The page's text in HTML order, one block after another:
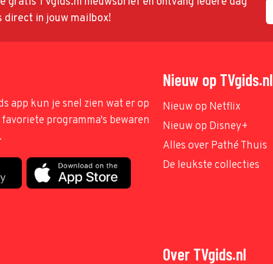
in jouw mailbox!
app kun je snel zien wat er op
programma's bewaren
Nieuw op TVgids.nl
Nieuw op Netflix
Nieuw op Disney+
Alles over Pathé Thuis
De leukste collecties
Over TVgids.nl